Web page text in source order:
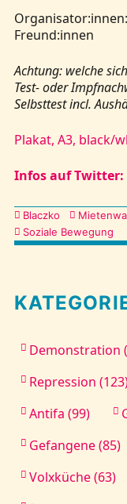
Freund:innen
Achtung: welche
Test- oder
Selbsttest incl.
Plakat, A3, black/
Infos auf Twitter:
Kategorien
Blaczko
Soziale Bewegung
Demonstration
Repression
Antifa (99)
Gefangene (85)
Volxküche (63)